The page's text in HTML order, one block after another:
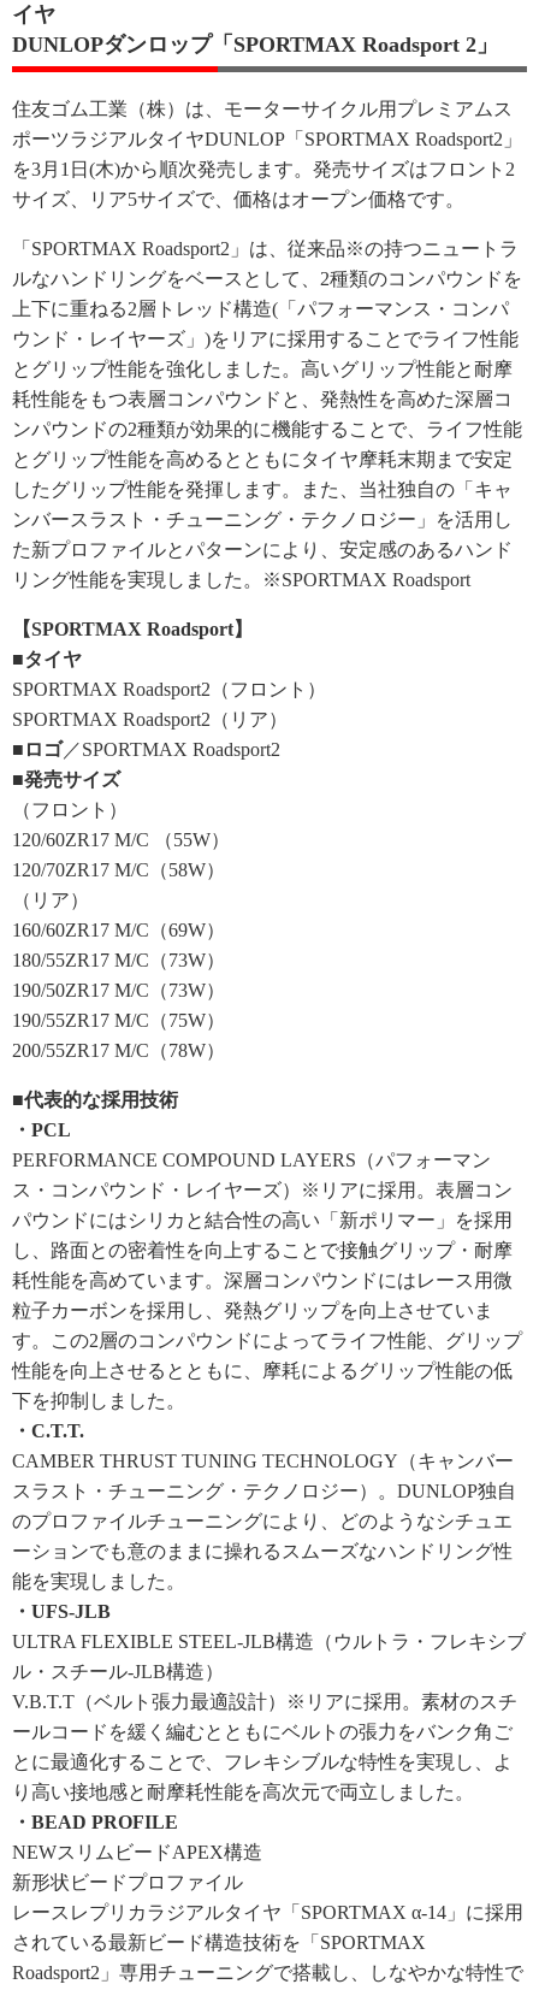
イヤ
DUNLOPダンロップ「SPORTMAX Roadsport 2」
住友ゴム工業（株）は、モーターサイクル用プレミアムス
ポーツラジアルタイヤDUNLOP「SPORTMAX Roadsport2」
を3月1日(木)から順次発売します。発売サイズはフロント2
サイズ、リア5サイズで、価格はオープン価格です。
「SPORTMAX Roadsport2」は、従来品※の持つニュートラ
ルなハンドリングをベースとして、2種類のコンパウンドを
上下に重ねる2層トレッド構造(「パフォーマンス・コンパ
ウンド・レイヤーズ」)をリアに採用することでライフ性能
とグリップ性能を強化しました。高いグリップ性能と耐摩
耗性能をもつ表層コンパウンドと、発熱性を高めた深層コ
ンパウンドの2種類が効果的に機能することで、ライフ性能
とグリップ性能を高めるとともにタイヤ摩耗末期まで安定
したグリップ性能を発揮します。また、当社独自の「キャ
ンバースラスト・チューニング・テクノロジー」を活用し
た新プロファイルとパターンにより、安定感のあるハンド
リング性能を実現しました。※SPORTMAX Roadsport
【SPORTMAX Roadsport】
■タイヤ
SPORTMAX Roadsport2（フロント）
SPORTMAX Roadsport2（リア）
■ロゴ／SPORTMAX Roadsport2
■発売サイズ
（フロント）
120/60ZR17 M/C （55W）
120/70ZR17 M/C（58W）
（リア）
160/60ZR17 M/C（69W）
180/55ZR17 M/C（73W）
190/50ZR17 M/C（73W）
190/55ZR17 M/C（75W）
200/55ZR17 M/C（78W）
■代表的な採用技術
・PCL
PERFORMANCE COMPOUND LAYERS（パフォーマン
ス・コンパウンド・レイヤーズ）※リアに採用。表層コン
パウンドにはシリカと結合性の高い「新ポリマー」を採用
し、路面との密着性を向上することで接触グリップ・耐摩
耗性能を高めています。深層コンパウンドにはレース用微
粒子カーボンを採用し、発熱グリップを向上させていま
す。この2層のコンパウンドによってライフ性能、グリップ
性能を向上させるとともに、摩耗によるグリップ性能の低
下を抑制しました。
・C.T.T.
CAMBER THRUST TUNING TECHNOLOGY（キャンバー
スラスト・チューニング・テクノロジー）。DUNLOP独自
のプロファイルチューニングにより、どのようなシチュエ
ーションでも意のままに操れるスムーズなハンドリング性
能を実現しました。
・UFS-JLB
ULTRA FLEXIBLE STEEL-JLB構造（ウルトラ・フレキシブ
ル・スチール-JLB構造）
V.B.T.T（ベルト張力最適設計）※リアに採用。素材のスチ
ールコードを緩く編むとともにベルトの張力をバンク角ご
とに最適化することで、フレキシブルな特性を実現し、よ
り高い接地感と耐摩耗性能を高次元で両立しました。
・BEAD PROFILE
NEWスリムビードAPEX構造
新形状ビードプロファイル
レースレプリカラジアルタイヤ「SPORTMAX α-14」に採用
されている最新ビード構造技術を「SPORTMAX
Roadsport2」専用チューニングで搭載し、しなやかな特性で